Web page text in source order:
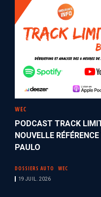
WEC
PODCAST TRACK
NOUVELLE
PAULO
DOSSIERS AUTO WEC
19 JUIL. 2026